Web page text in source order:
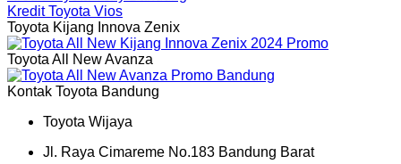
Kredit Toyota Vios
Toyota Kijang Innova Zenix
Toyota All New Avanza
Kontak Toyota Bandung
Toyota Wijaya
Jl. Raya Cimareme No.183 Bandung Barat